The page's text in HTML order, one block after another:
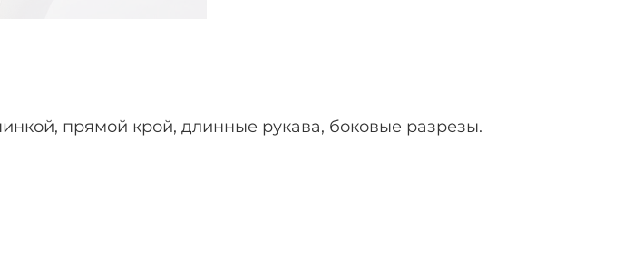
прямой крой, длинные рукава, боковые разрезы.